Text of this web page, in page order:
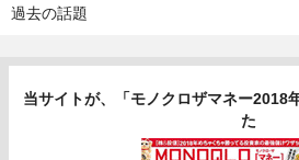
過去の話題
当サイトが、「モノクロザマネー2018
た